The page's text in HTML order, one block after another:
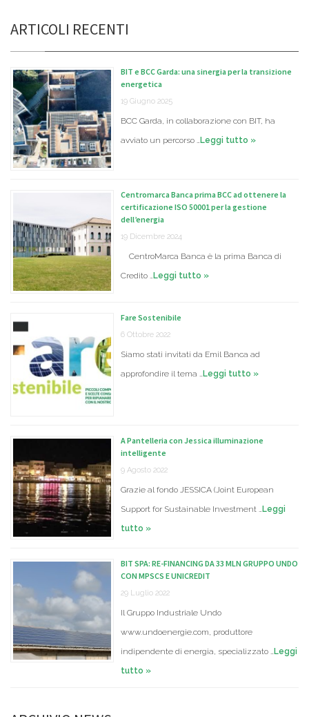
ARTICOLI RECENTI
BIT e BCC Garda: una sinergia per la transizione
energetica
19 Giugno 2025
BCC Garda, in collaborazione con BIT, ha
avviato un percorso …Leggi tutto »
Centromarca Banca prima BCC ad ottenere la
certificazione ISO 50001 per la gestione
dell’energia
19 Dicembre 2024
CentroMarca Banca è la prima Banca di
Credito …Leggi tutto »
Fare Sostenibile
6 Ottobre 2022
Siamo stati invitati da Emil Banca ad
approfondire il tema …Leggi tutto »
A Pantelleria con Jessica illuminazione
intelligente
9 Agosto 2022
Grazie al fondo JESSICA (Joint European
Support for Sustainable Investment …Leggi
tutto »
BIT SPA: RE-FINANCING DA 33 MLN GRUPPO UNDO
CON MPSCS E UNICREDIT
29 Luglio 2022
Il Gruppo Industriale Undo
www.undoenergie.com, produttore
indipendente di energia, specializzato …Leggi
tutto »